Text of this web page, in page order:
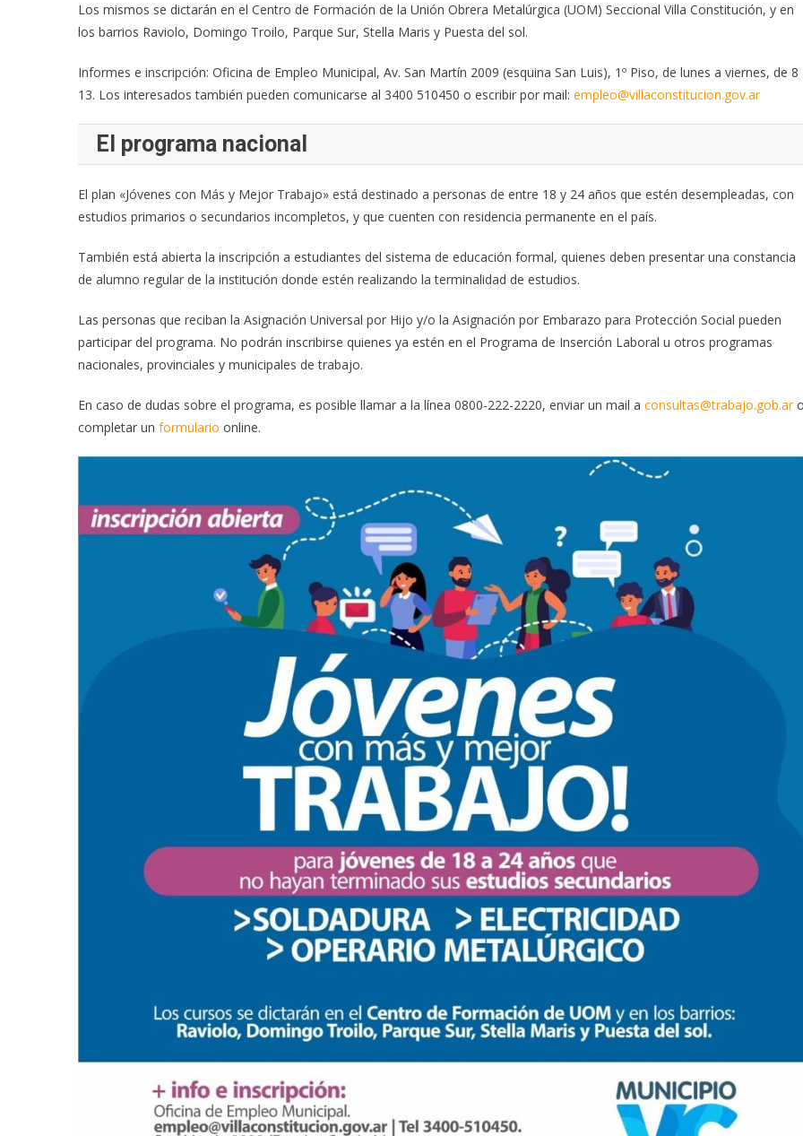
Los mismos se dictarán en el Centro de Formación de la Unión Obrera Metalúrgica (UOM) Seccional Villa Constitución, y en
los barrios Raviolo, Domingo Troilo, Parque Sur, Stella Maris y Puesta del sol.
Informes e inscripción: Oficina de Empleo Municipal, Av. San Martín 2009 (esquina San Luis), 1º Piso, de lunes a viernes, de 8
13. Los interesados también pueden comunicarse al 3400 510450 o escribir por mail: empleo@villaconstitucion.gov.ar
El programa nacional
El plan «Jóvenes con Más y Mejor Trabajo» está destinado a personas de entre 18 y 24 años que estén desempleadas, con
estudios primarios o secundarios incompletos, y que cuenten con residencia permanente en el país.
También está abierta la inscripción a estudiantes del sistema de educación formal, quienes deben presentar una constancia
de alumno regular de la institución donde estén realizando la terminalidad de estudios.
Las personas que reciban la Asignación Universal por Hijo y/o la Asignación por Embarazo para Protección Social pueden
participar del programa. No podrán inscribirse quienes ya estén en el Programa de Inserción Laboral u otros programas
nacionales, provinciales y municipales de trabajo.
En caso de dudas sobre el programa, es posible llamar a la línea 0800-222-2220, enviar un mail a consultas@trabajo.gob.ar
completar un formulario online.